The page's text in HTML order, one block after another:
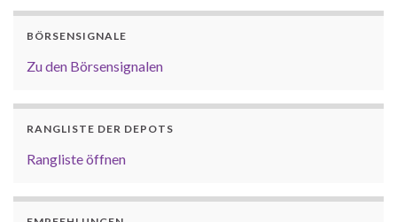
BÖRSENSIGNALE
Zu den Börsensignalen
RANGLISTE DER DEPOTS
Rangliste öffnen